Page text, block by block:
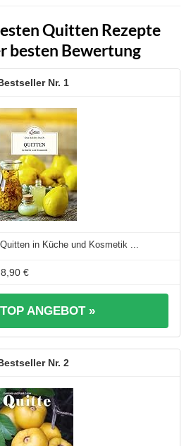
Quitten Rezepte
besten Bewertung
1
in Küche und Kosmetik ...
8,90 €
ANGEBOT »
2